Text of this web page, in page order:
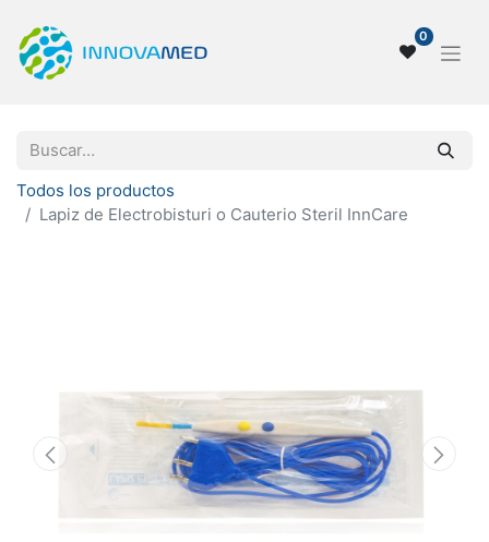
0
Todos los productos
Lapiz de Electrobisturi o Cauterio Steril InnCare